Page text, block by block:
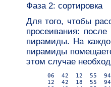
Фаза 2: сортировка
Для того, чтобы
просеивания:
пирамиды. Hа
пирамиды
этом случае
06  42  12  55
12  42  18  55